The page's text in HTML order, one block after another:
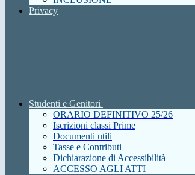
Privacy
Studenti e Genitori
ORARIO DEFINITIVO 25/26
Iscrizioni classi Prime
Documenti utili
Tasse e Contributi
Dichiarazione di Accessibilità
ACCESSO AGLI ATTI